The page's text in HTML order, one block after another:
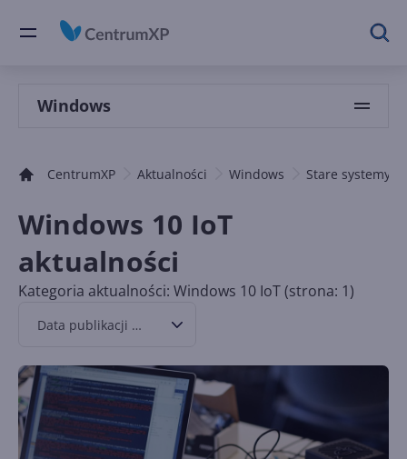
Windows
CentrumXP Aktualności Windows Stare systemy
Windows 10 IoT
aktualności
Kategoria aktualności: Windows 10 IoT (strona: 1)
Data publikacji malejąco